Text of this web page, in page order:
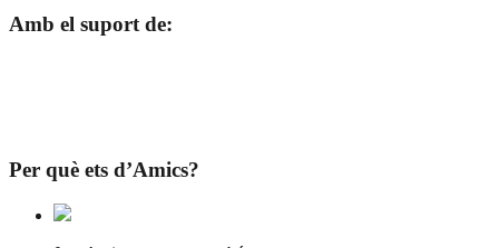
Amb el suport de:
Per què ets d’Amics?